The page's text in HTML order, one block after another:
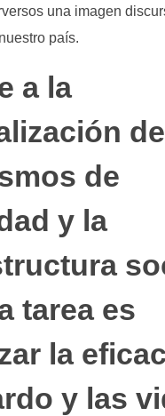
una imagen
país.
a la
de
y la
tarea es
la
y las